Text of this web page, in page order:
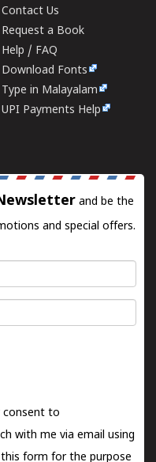
Contact Us
Request a Book
Help / FAQ
Download Fonts
Type in Malayalam
UPI Payments Help
and be the
and special offers.
consent to
with me via email using
form for the purpose